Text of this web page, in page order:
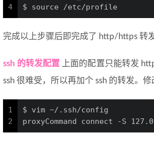
4
$ source /etc/profile
完成以上步骤后即完成了 http/https 转
ssh 的转发配置 上面的配置只能转发
ssh 很难受，所以再加个 ssh 的转发。
1
2
$ vim ~/.ssh/config
proxyCommand connect -S